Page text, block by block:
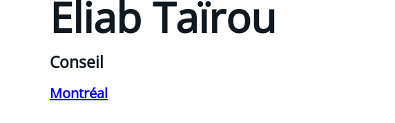
Eliab Taïrou
Conseil
Montréal